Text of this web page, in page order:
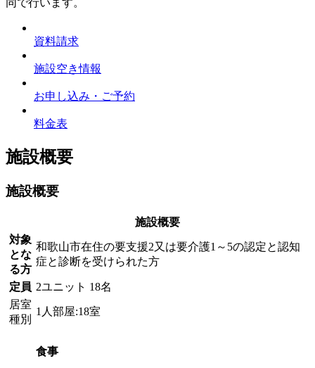
資料請求
施設空き情報
お申し込み・ご予約
料金表
施設概要
施設概要
施設概要
対象
とな
る方
和歌山市在住の要支援2又は要介護1～5の認定と認知
症と診断を受けられた方
定員 2ユニット 18名
居室
種別
1人部屋:18室
食事